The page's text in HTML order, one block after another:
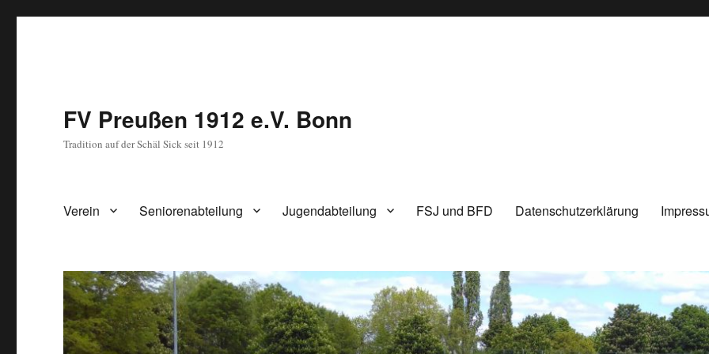
FV Preußen 1912 e.V. Bonn
Tradition auf der Schäl Sick seit 1912
Verein Seniorenabteilung Jugendabteilung FSJ und BFD Datenschutzerklärung